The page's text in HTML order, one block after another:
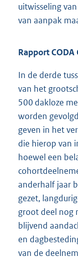
uitwisseling
van aanpak
Rapport CODA
In de derde
van het
500 dakloze
worden
geven in het
die hierop van
hoewel een
anderhalf jaar
gezet,
groot deel nog
blijvend
en
van de